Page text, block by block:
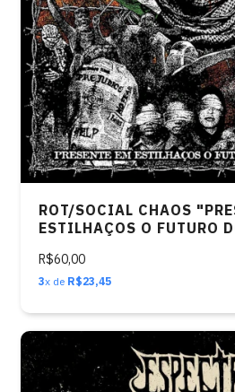
ROT/SOCIAL CHAOS
ESTILHAÇOS O FUTURO
R$60,00
3x de R$23,45